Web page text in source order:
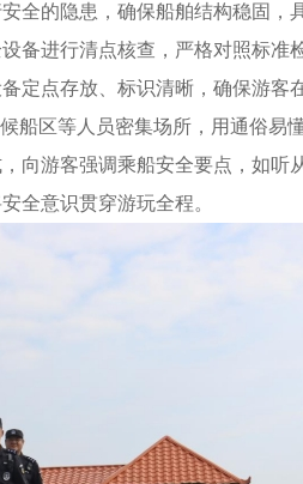
全的隐患，确保船舶结构稳固，
备进行清点核查，严格对照标准
定点存放、标识清晰，确保游客
船区等人员密集场所，用通俗易
向游客强调乘船安全要点，如听
全意识贯穿游玩全程。